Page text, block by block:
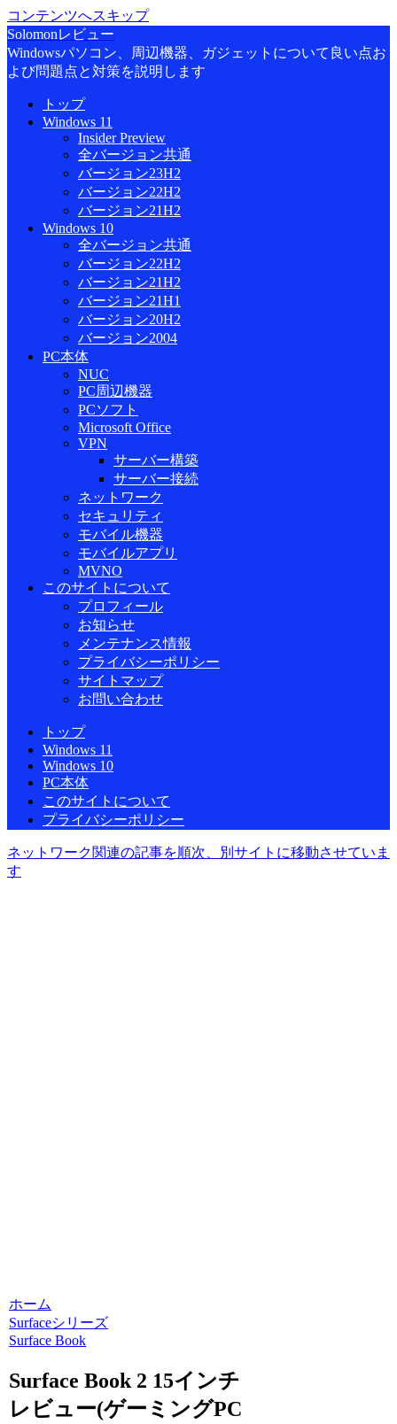
コンテンツへスキップ
Solomonレビュー
Windowsパソコン、周辺機器、ガジェットについて良い点お
よび問題点と対策を説明します
トップ
Windows 11
Insider Preview
全バージョン共通
バージョン23H2
バージョン22H2
バージョン21H2
Windows 10
全バージョン共通
バージョン22H2
バージョン21H2
バージョン21H1
バージョン20H2
バージョン2004
PC本体
NUC
PC周辺機器
PCソフト
Microsoft Office
VPN
サーバー構築
サーバー接続
ネットワーク
セキュリティ
モバイル機器
モバイルアプリ
MVNO
このサイトについて
プロフィール
お知らせ
メンテナンス情報
プライバシーポリシー
サイトマップ
お問い合わせ
トップ
Windows 11
Windows 10
PC本体
このサイトについて
プライバシーポリシー
ネットワーク関連の記事を順次、別サイトに移動させていま
す
ホーム
Surfaceシリーズ
Surface Book
Surface Book 2 15インチ
レビュー(ゲーミングPC